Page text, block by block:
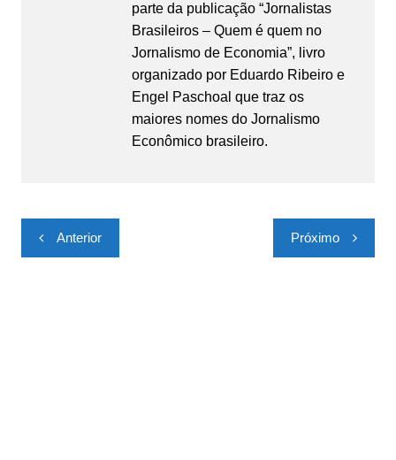
parte da publicação “Jornalistas
Brasileiros – Quem é quem no
Jornalismo de Economia”, livro
organizado por Eduardo Ribeiro e
Engel Paschoal que traz os
maiores nomes do Jornalismo
Econômico brasileiro.
Navegação
de
Anterior Próximo